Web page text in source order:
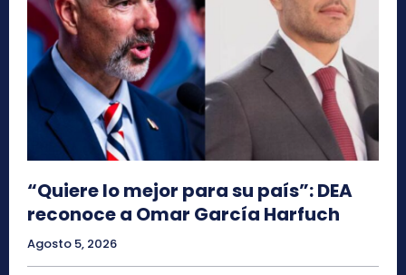
“Quiere lo mejor para su país”: DEA
reconoce a Omar García Harfuch
Agosto 5, 2026